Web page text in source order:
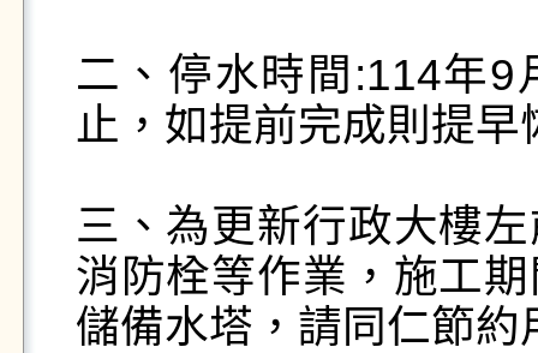
二、停水時間:114年
止，如提前完成則提早
三、為更新行政大樓
消防栓等作業，施工
儲備水塔，請同仁節